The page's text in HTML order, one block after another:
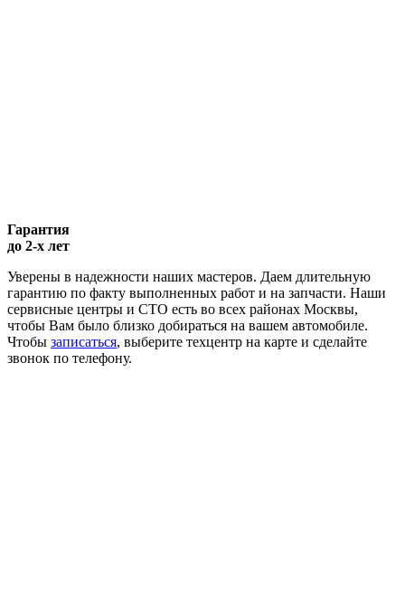
Гарантия
до 2-х лет
Уверены в надежности наших мастеров. Даем длительную
гарантию по факту выполненных работ и на запчасти. Наши
сервисные центры и СТО есть во всех районах Москвы,
чтобы Вам было близко добираться на вашем автомобиле.
Чтобы записаться, выберите техцентр на карте и сделайте
звонок по телефону.